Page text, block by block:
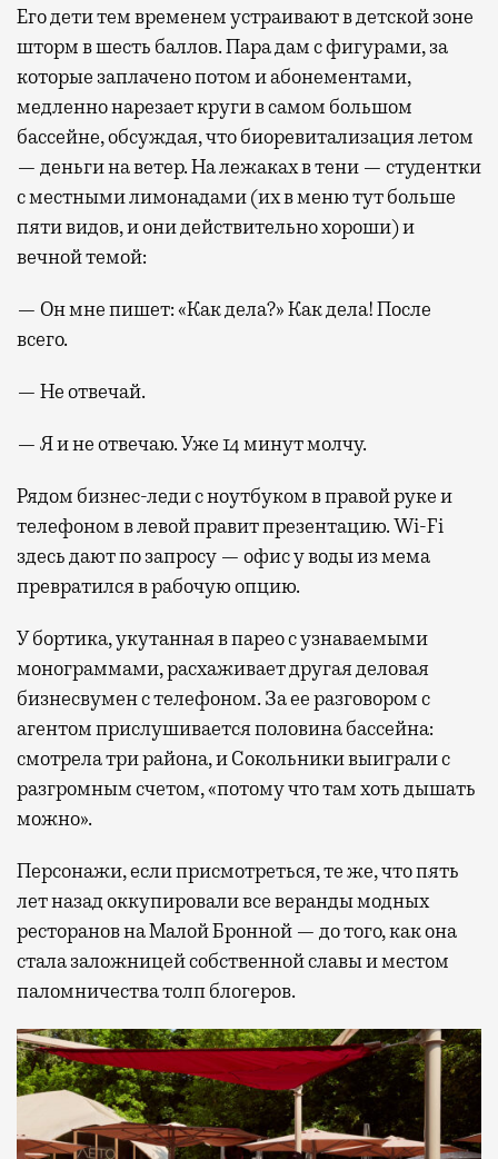
Его дети тем временем устраивают в детской зоне
шторм в шесть баллов. Пара дам с фигурами, за
которые заплачено потом и абонементами,
медленно нарезает круги в самом большом
бассейне, обсуждая, что биоревитализация летом
— деньги на ветер. На лежаках в тени — студентки
с местными лимонадами (их в меню тут больше
пяти видов, и они действительно хороши) и
вечной темой:
— Он мне пишет: «Как дела?» Как дела! После
всего.
— Не отвечай.
— Я и не отвечаю. Уже 14 минут молчу.
Рядом бизнес-леди с ноутбуком в правой руке и
телефоном в левой правит презентацию. Wi-Fi
здесь дают по запросу — офис у воды из мема
превратился в рабочую опцию.
У бортика, укутанная в парео с узнаваемыми
монограммами, расхаживает другая деловая
бизнесвумен с телефоном. За ее разговором с
агентом прислушивается половина бассейна:
смотрела три района, и Сокольники выиграли с
разгромным счетом, «потому что там хоть дышать
можно».
Персонажи, если присмотреться, те же, что пять
лет назад оккупировали все веранды модных
ресторанов на Малой Бронной — до того, как она
стала заложницей собственной славы и местом
паломничества толп блогеров.